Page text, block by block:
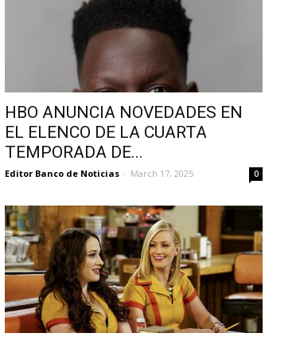
HBO ANUNCIA NOVEDADES EN
EL ELENCO DE LA CUARTA
TEMPORADA DE...
Editor Banco de Noticias - March 17, 2025 0